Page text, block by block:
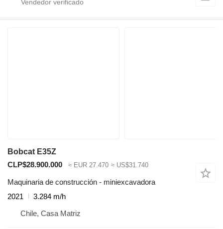
Bobcat E35Z
CLP$28.900.000
≈ EUR 27.470 ≈ US$31.740
Maquinaria de construcción - miniexcavadora
2021
3.284 m/h
Chile, Casa Matriz